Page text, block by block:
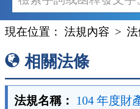
現在位置： 法規內容
相關法條
法規名稱：
104 年度財